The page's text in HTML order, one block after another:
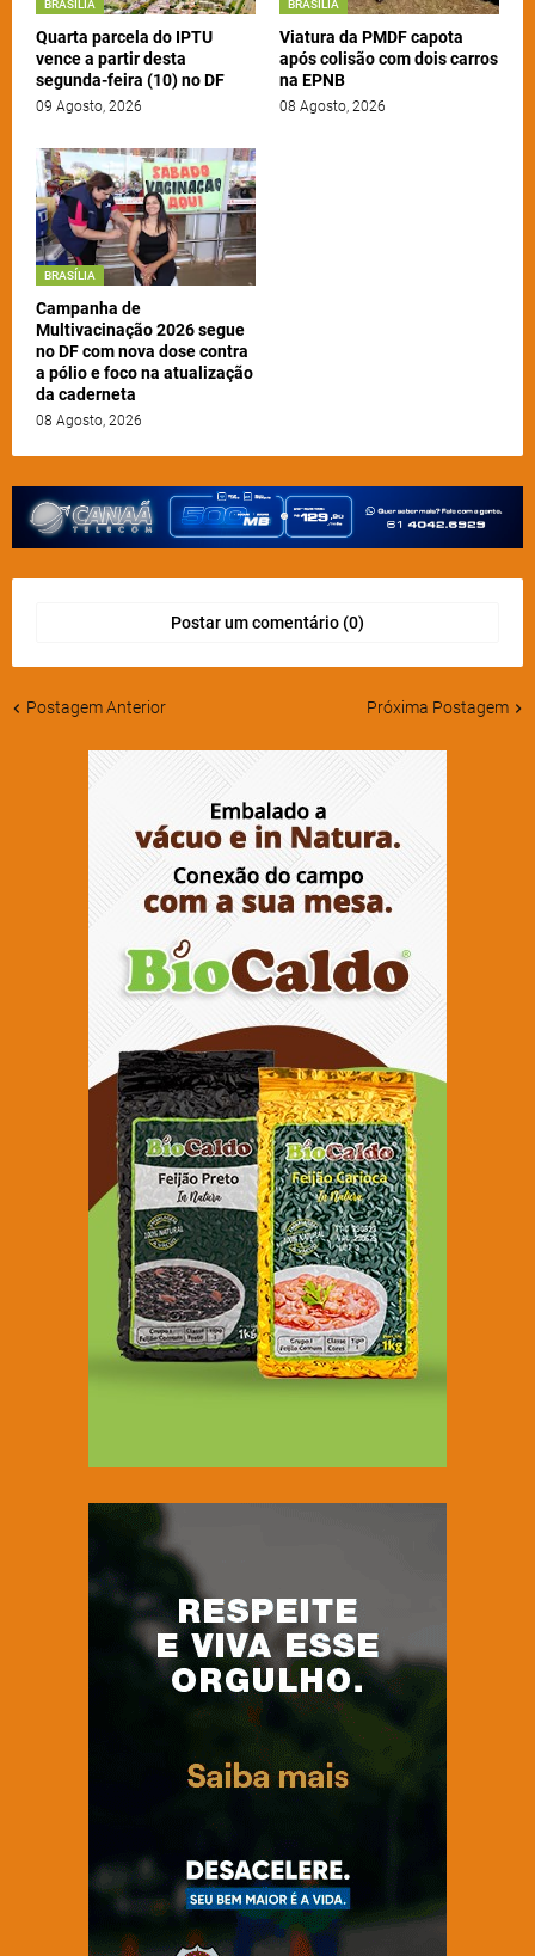
BRASÍLIA
Quarta parcela do IPTU
vence a partir desta
segunda-feira (10) no DF
09 Agosto, 2026
BRASÍLIA
Viatura da PMDF capota
após colisão com dois carros
na EPNB
08 Agosto, 2026
BRASÍLIA
Campanha de
Multivacinação 2026 segue
no DF com nova dose contra
a pólio e foco na atualização
da caderneta
08 Agosto, 2026
Postar um comentário (0)
Postagem Anterior Próxima Postagem